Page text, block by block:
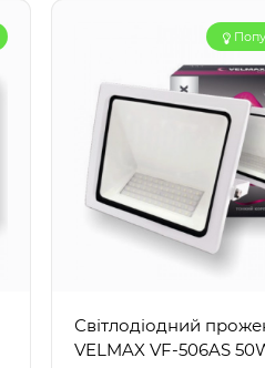
Світлодіодний
VELMAX VF-506AS